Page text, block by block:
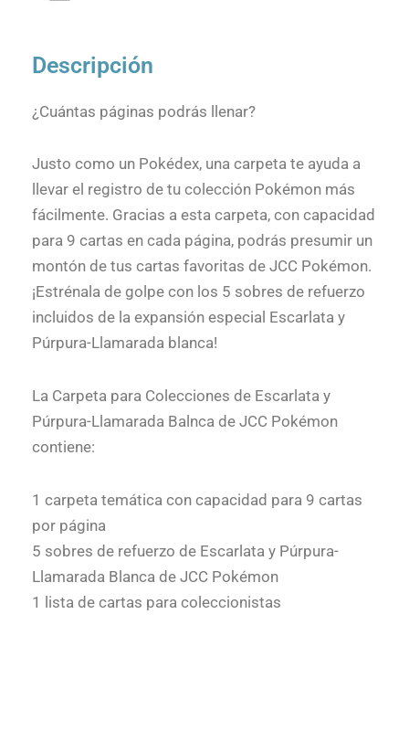
Descripción
¿Cuántas páginas podrás llenar?
Justo como un Pokédex, una carpeta te ayuda a
llevar el registro de tu colección Pokémon más
fácilmente. Gracias a esta carpeta, con capacidad
para 9 cartas en cada página, podrás presumir un
montón de tus cartas favoritas de JCC Pokémon.
¡Estrénala de golpe con los 5 sobres de refuerzo
incluidos de la expansión especial Escarlata y
Púrpura-Llamarada blanca!
La Carpeta para Colecciones de Escarlata y
Púrpura-Llamarada Balnca de JCC Pokémon
contiene:
1 carpeta temática con capacidad para 9 cartas
por página
5 sobres de refuerzo de Escarlata y Púrpura-
Llamarada Blanca de JCC Pokémon
1 lista de cartas para coleccionistas